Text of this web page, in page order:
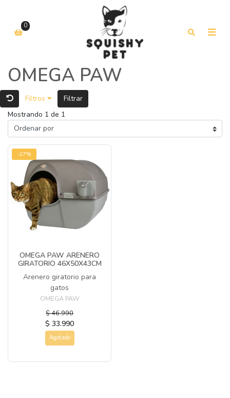
0
OMEGA PAW
Filtros
Filtrar
Mostrando 1 de 1
-27%
OMEGA PAW ARENERO
GIRATORIO 46X50X43CM
Arenero giratorio para
gatos
OMEGA PAW
$ 46.990
$ 33.990
Agotado